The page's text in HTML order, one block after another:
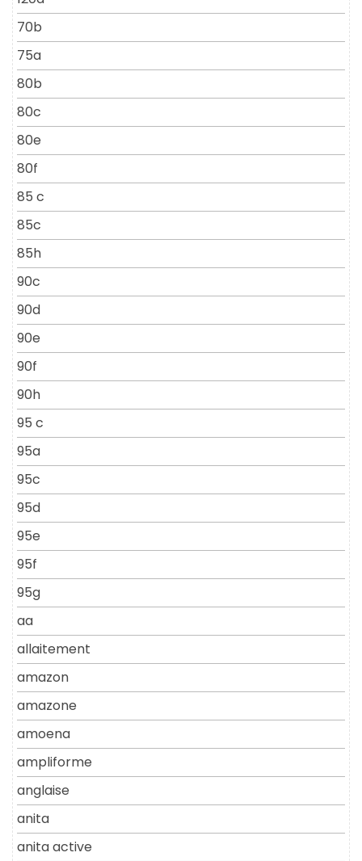
70b
75a
80b
80c
80e
80f
85 c
85c
85h
90c
90d
90e
90f
90h
95 c
95a
95c
95d
95e
95f
95g
aa
allaitement
amazon
amazone
amoena
ampliforme
anglaise
anita
anita active